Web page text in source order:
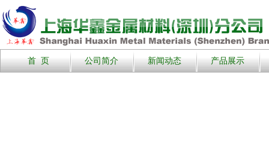
首 页 公司简介 新闻动态 产品展示